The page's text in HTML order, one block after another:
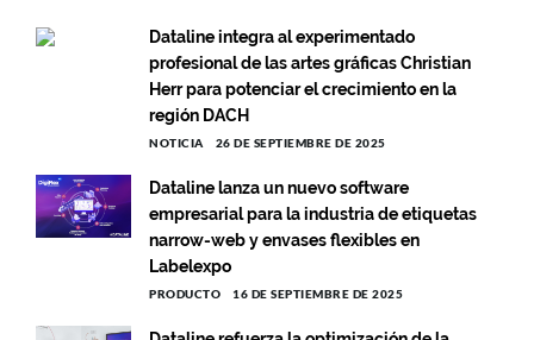
Dataline integra al experimentado
profesional de las artes gráficas Christian
Herr para potenciar el crecimiento en la
región DACH
NOTICIA 26 DE SEPTIEMBRE DE 2025
Dataline lanza un nuevo software
empresarial para la industria de etiquetas
narrow-web y envases flexibles en
Labelexpo
PRODUCTO 16 DE SEPTIEMBRE DE 2025